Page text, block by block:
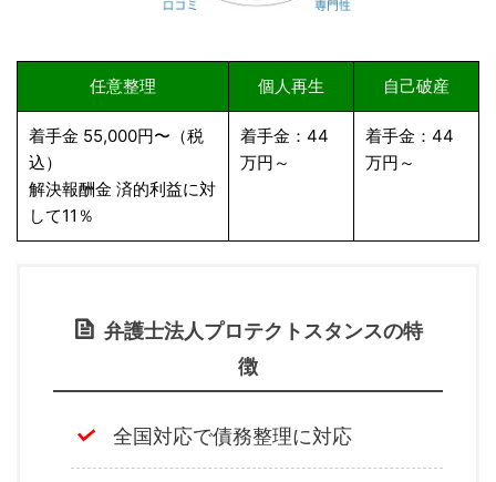
任意整理 個人再生 自己破産
着手金 55,000円〜（税
込）
解決報酬金 済的利益に対
して11％
着手金：44
万円～
着手金：44
万円～
弁護士法人プロテクトスタンスの特
徴
全国対応で債務整理に対応